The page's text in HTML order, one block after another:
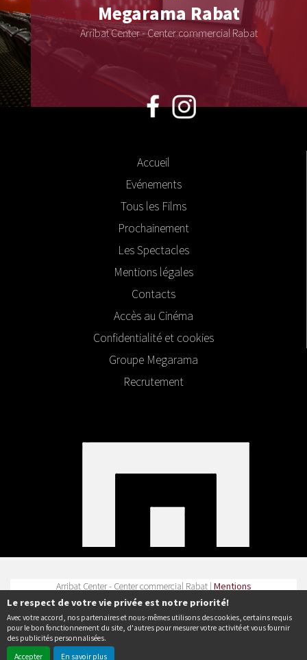
Le respect de votre vie privée est notre priorité!
Avec votre accord, nos partenaires et nous-mêmes utilisons des cookies, certains requis
pour le bon fonctionnement du site, d'autres pour mesurer votre activité et vous fournir
des publicités personnalisées.
Accepter
En savoir plus
Megarama Rabat
Arribat Center - Center commercial Rabat
Accueil
Evénements
Tous les Films
Prochainement
Les Spectacles
Mentions légales
Contacts
Accès au Cinéma
Confidentialité et cookies
Groupe Megarama
Recrutement
Arribat Center - Center commercial Rabat | Mentions
légales| Contact| Tel :
Politique de confidentialité
© Erakys